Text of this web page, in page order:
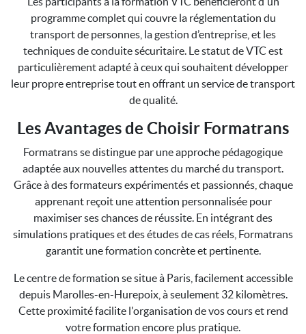
programme complet qui couvre la réglementation du
transport de personnes, la gestion d’entreprise, et les
techniques de conduite sécuritaire. Le statut de VTC est
particulièrement adapté à ceux qui souhaitent développer
leur propre entreprise tout en offrant un service de transport
de qualité.
Les Avantages de Choisir Formatrans
Formatrans se distingue par une approche pédagogique
adaptée aux nouvelles attentes du marché du transport.
Grâce à des formateurs expérimentés et passionnés, chaque
apprenant reçoit une attention personnalisée pour
maximiser ses chances de réussite. En intégrant des
simulations pratiques et des études de cas réels, Formatrans
garantit une formation concrète et pertinente.
Le centre de formation se situe à Paris, facilement accessible
depuis Marolles-en-Hurepoix, à seulement 32 kilomètres.
Cette proximité facilite l'organisation de vos cours et rend
votre formation encore plus pratique.